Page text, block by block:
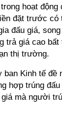
hoạt động
đặt trước có
đấu giá,
trả giá cao
thị trường.
Kinh tế đề
hợp trúng
mà người